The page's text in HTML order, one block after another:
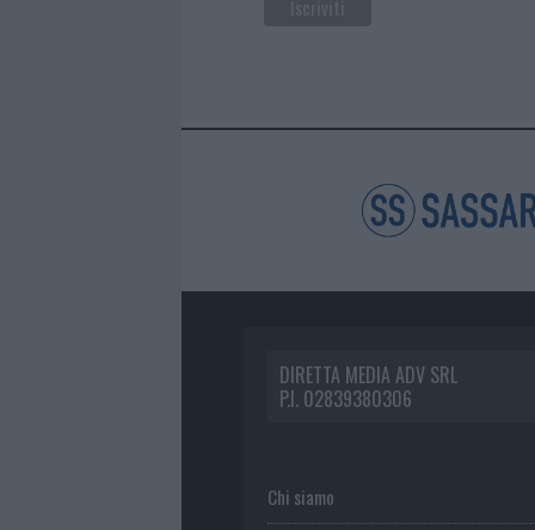
DIRETTA MEDIA ADV SRL
P.I. 02839380306
Chi siamo